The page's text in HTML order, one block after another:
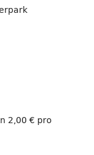
2,00 € pro